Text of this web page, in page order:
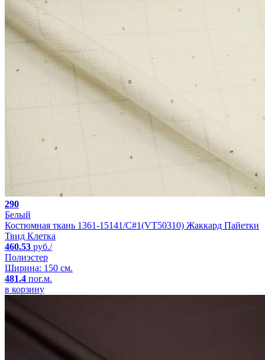
290
Белый
Костюмная ткань 1361-15141/C#1(VT50310) Жаккард Пайетки
Твид Клетка
460.53 руб./
Полиэстер
Ширина: 150 см.
481.4 пог.м.
в корзину